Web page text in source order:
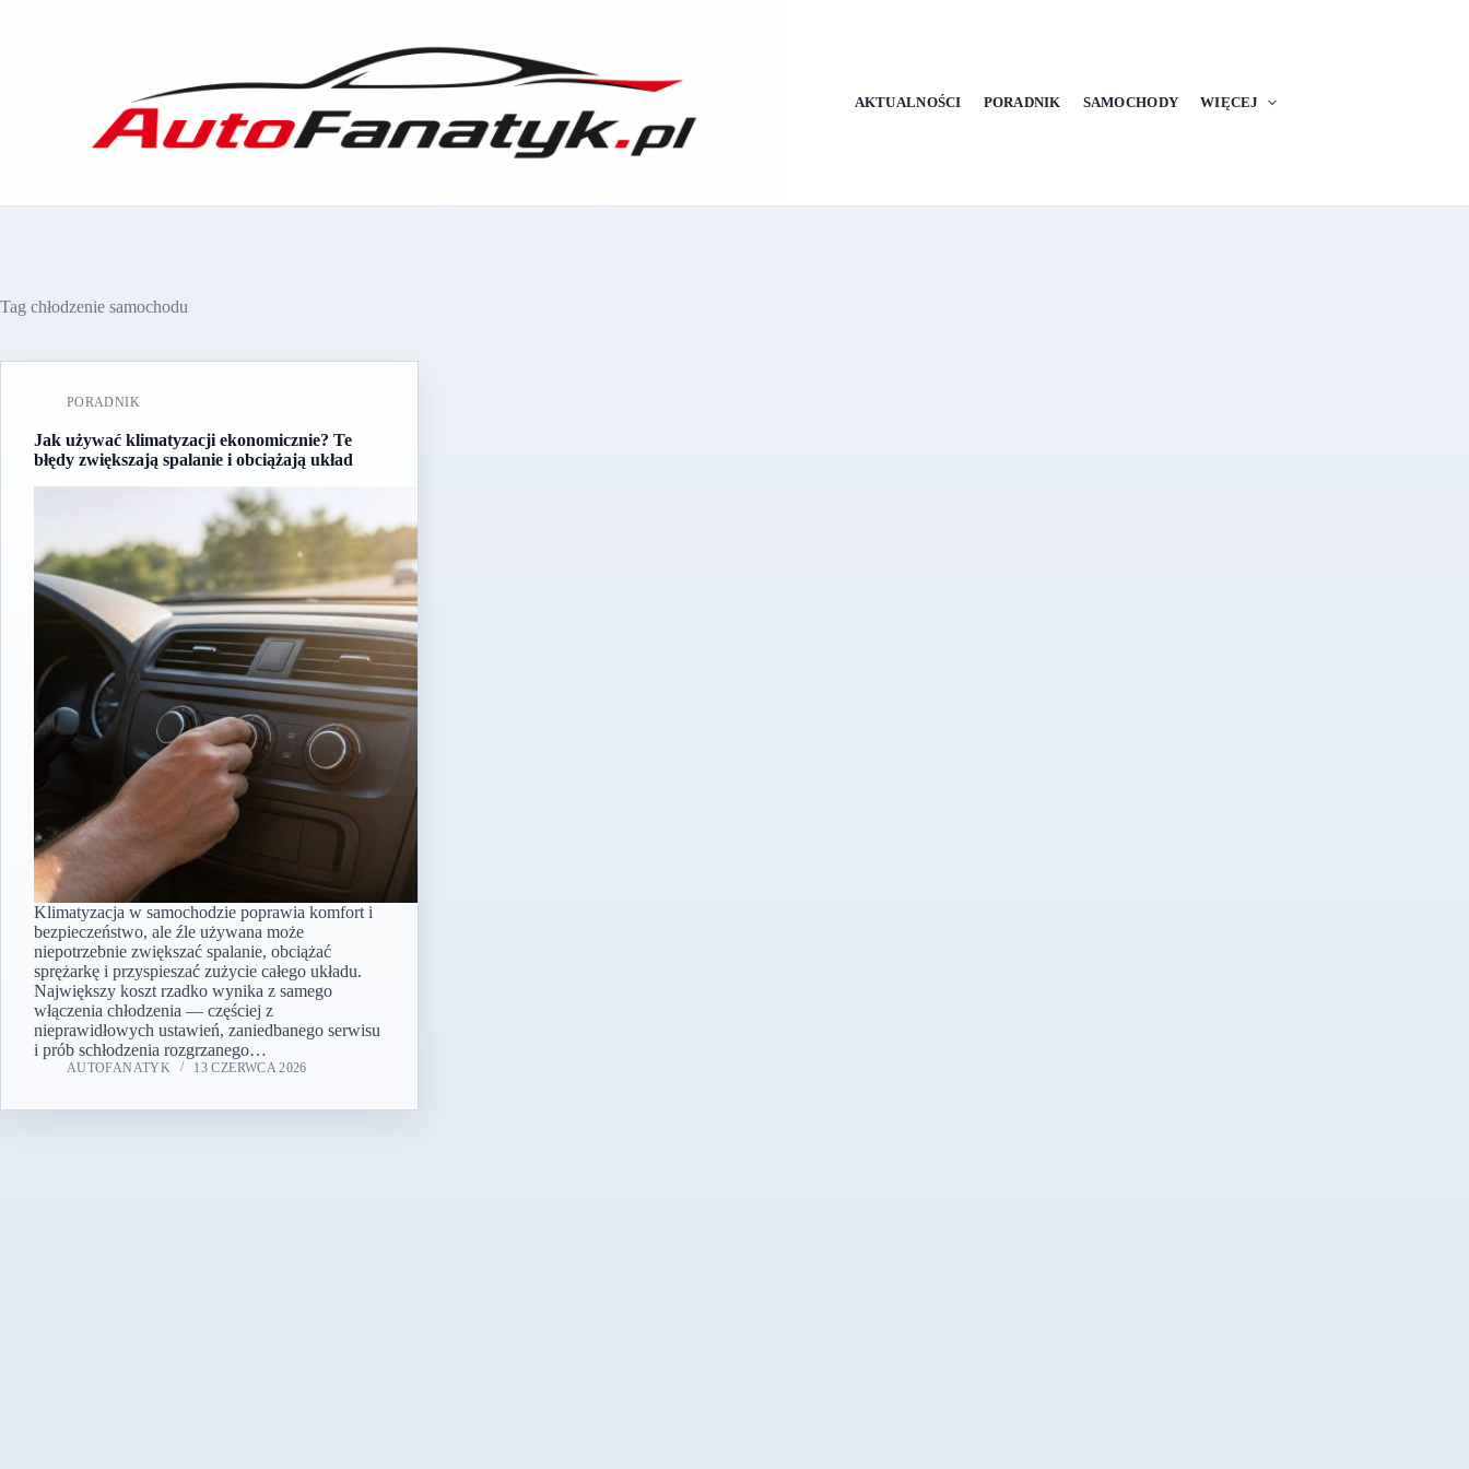
AKTUALNOŚCI PORADNIK SAMOCHODY WIĘCEJ
Tag chłodzenie samochodu
PORADNIK
Jak używać klimatyzacji ekonomicznie? Te
błędy zwiększają spalanie i obciążają układ
Klimatyzacja w samochodzie poprawia komfort i
bezpieczeństwo, ale źle używana może
niepotrzebnie zwiększać spalanie, obciążać
sprężarkę i przyspieszać zużycie całego układu.
Największy koszt rzadko wynika z samego
włączenia chłodzenia — częściej z
nieprawidłowych ustawień, zaniedbanego serwisu
i prób schłodzenia rozgrzanego…
AUTOFANATYK 13 CZERWCA 2026